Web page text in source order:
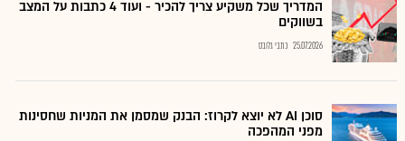
המדריך שכל משקיע צריך להכיר - ועוד 4 כתבות על המצב
בשווקים
25.07.2026 כתבי גלובס
סוכן AI לא יוצא לקרוז: הבנק שמסמן את המניות שחסינות
מפני המהפכה